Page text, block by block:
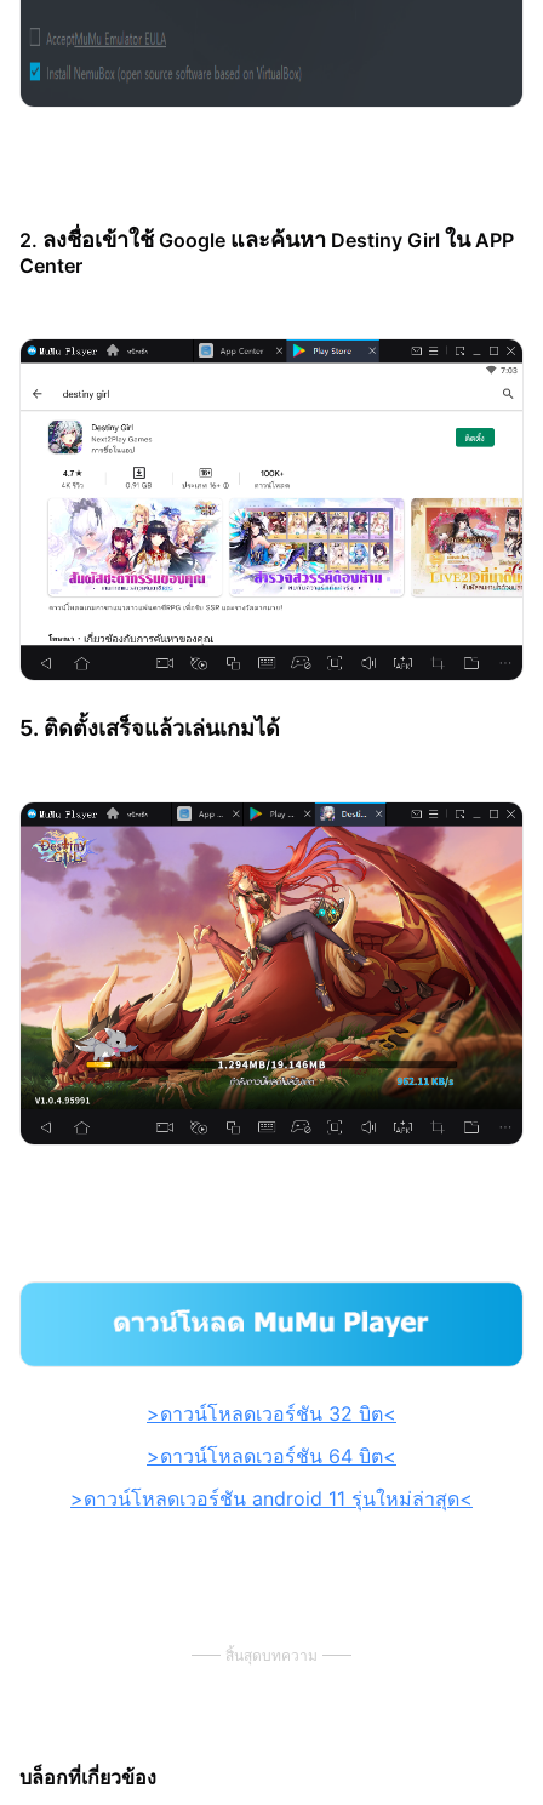
2. ลงชื่อเข้าใช้Googleและค้นหา Destiny GirlในAPP
Center
5. ติดตั้งเสร็จแล้วเล่นเกมได้
>ดาวน์โหลดเวอร์ชัน 32 บิต<
>ดาวน์โหลดเวอร์ชัน 64 บิต<
>ดาวน์โหลดเวอร์ชัน android 11 รุ่นใหม่ล่าสุด<
สิ้นสุดบทความ
บล็อกที่เกี่ยวข้อง